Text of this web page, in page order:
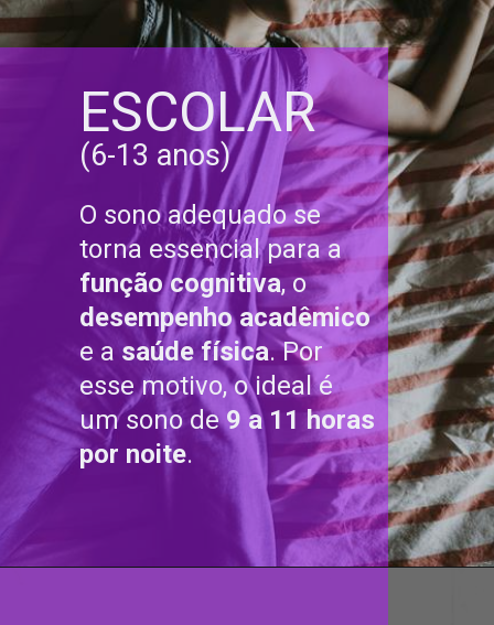
ESCOLAR
(6-13 anos)
O sono adequado se
torna essencial para a
função cognitiva, o
desempenho acadêmico
e asaúde física. Por
esse motivo, o ideal é
um sono de9 a 11 horas
por noite.